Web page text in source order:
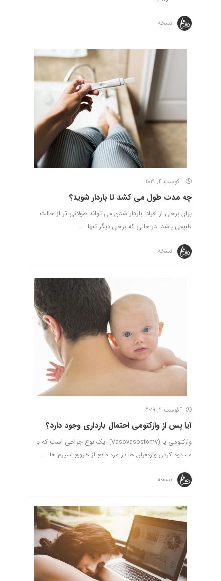
نسخه
آگوست 4, 2019
چه مدت طول می کشد تا باردار شوید؟
برای برخی از افراد، باردار شدن می تواند طولانی تر از حالت
طبیعی باشد. در حالی که برخی دیگر تنها ...
نسخه
آگوست 2, 2019
آیا پس از وازکتومی احتمال بارداری وجود دارد؟
وازکتومی یا (Vasovasostomy) یک نوع جراحی است که با
مسدود کردن وازدفران ها در مرد مانع از خروج اسپرم ها ...
نسخه